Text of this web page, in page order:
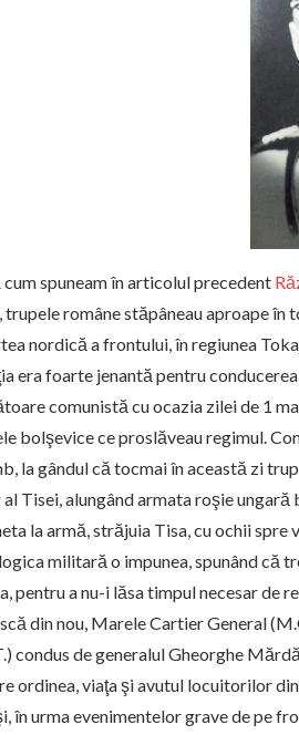
cum spuneam în articolul precedent
trupele române stăpâneau aproape în
nordică a frontului, în regiunea
era foarte jenantă pentru
comunistă cu ocazia zilei de 1
bolşevice ce proslăveau regimul.
la gândul că tocmai în această zi
al Tisei, alungând armata roşie
la armă, străjuia Tisa, cu ochii spre
militară o impunea, spunând că
pentru a nu-i lăsa timpul necesar de
din nou, Marele Cartier General
condus de generalul Gheorghe
ordinea, viaţa şi avutul locuitorilor
în urma evenimentelor grave de pe